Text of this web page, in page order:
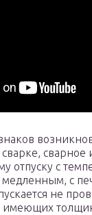
сварное
отпуску с
с
не